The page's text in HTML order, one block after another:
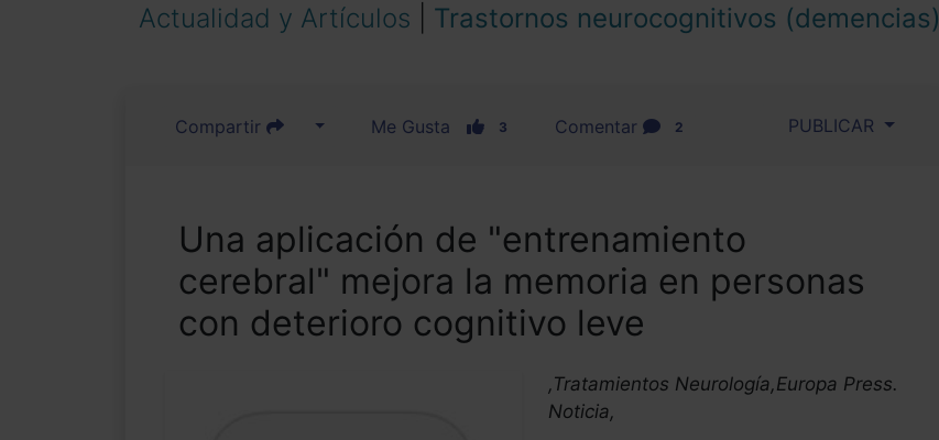
Actualidad y Artículos Trastornos neurocognitivos (demencias)
Compartir Me Gusta 3 Comentar 2 PUBLICAR
Una aplicación de "entrenamiento
cerebral" mejora la memoria en personas
con deterioro cognitivo leve
,Tratamientos Neurología,Europa Press.
Noticia,